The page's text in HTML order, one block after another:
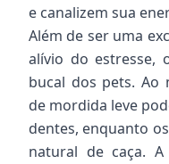
e canalizem sua
Além de ser uma
alívio do estresse,
bucal dos pets. Ao
de mordida leve
dentes, enquanto
natural de caça.